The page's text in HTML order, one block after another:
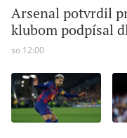
Arsenal potvrdil
klubom podpísal
so 12:00